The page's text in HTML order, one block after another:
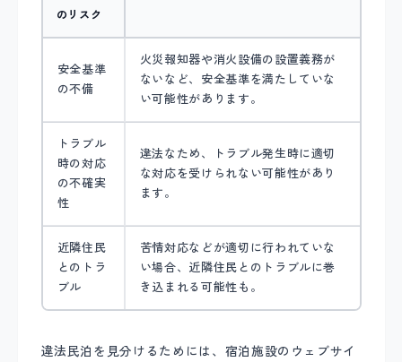
のリスク
安全基準
の不備
火災報知器や消火設備の設置義務が
ないなど、安全基準を満たしていな
い可能性があります。
トラブル
時の対応
の不確実
性
違法なため、トラブル発生時に適切
な対応を受けられない可能性があり
ます。
近隣住民
とのトラ
ブル
苦情対応などが適切に行われていな
い場合、近隣住民とのトラブルに巻
き込まれる可能性も。
違法民泊を見分けるためには、宿泊施設のウェブサイ